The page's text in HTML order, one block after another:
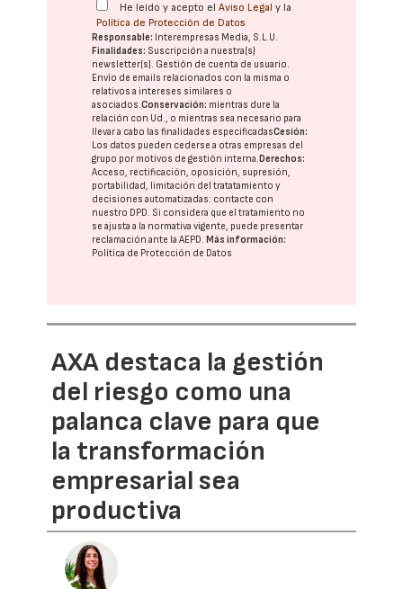
He leído y acepto elAviso Legal y la
Política de Protección de Datos
Responsable: Interempresas Media, S.L.U.
Finalidades: Suscripción a nuestra(s)
newsletter(s). Gestión de cuenta de usuario.
Envío de emails relacionados con la misma o
relativos a intereses similares o
asociados.Conservación: mientras dure la
relación con Ud., o mientras sea necesario para
llevar a cabo las finalidades especificadasCesión:
Los datos pueden cederse a otras empresas del
grupo por motivos de gestión interna. Derechos:
Acceso, rectificación, oposición, supresión,
portabilidad, limitación del tratatamiento y
decisiones automatizadas: contacte con
nuestro DPD. Si considera que el tratamiento no
se ajusta a la normativa vigente, puede presentar
reclamación ante laAEPD. Más información:
Política de Protección de Datos
AXA destaca la gestión
del riesgo como una
palanca clave para que
la transformación
empresarial sea
productiva